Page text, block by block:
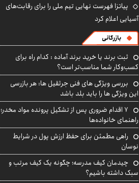
پیاتزا فهرست نهایی تیم ملی را برای رقابت‌های
آسیایی اعلام کرد
بازرگانی
ثبت برند یا خرید برند آماده : کدام راه برای
کسب‌وکار شما مناسب‌تر است؟
بررسی ویژگی های فنی جرثقیل ها: هر بازرسی
این ویژگی ها را باید بلد باشد
۷ اقدام ضروری پس از تشکیل پرونده مواد مخدر؛
راهنمای خانواده‌ها
راهی مطمئن برای حفظ ارزش پول در شرایط
نوسان
چیدمان کیف مدرسه؛ چگونه یک کیف مرتب و
سبک داشته باشیم؟